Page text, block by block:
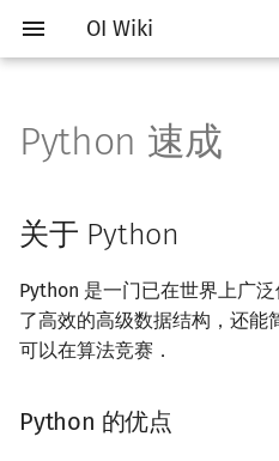
OI Wiki
始
搜
索
Getting Started
关于本项目
如何参与
OI Wiki 不是什么
比赛相关简介
赛事
题型
学习路线
工具软件简介
代码编辑工具
评测工具
命令行
Hello, World!
C++ 语法基础
变量
运算
C++ 标准库简介
STL 容器
STL 算法
bitset
类
命名空间
值类别
重载运算符
关于 Python
Python 的优点
学习 Python 的注意事项
环境搭建
本
算法基础简介
复杂度
枚举
模拟
搜索部分简介
DFS（搜索）
BFS（搜索）
双向搜索
动态规划部分简介
动态规划基础
记忆化搜索
背包 DP
字符串部分简介
字符串基础
标准库
字符串匹配
数学部分简介
布尔代数
数字系统
位操作
数据结构部分简介
栈
队列
链表
图论部分简介
图论相关概念
图的存储
DFS（图论）
计算几何部分简介
二维计算几何基础
三维计算几何基础
距离
杂项简介
离散化
双指针
离线算法
RMQ
并查集应用
括号序列
线段树与离线询问
Python 速成
关于 Python
Python 是一门已在世界上广
了高效的高级数据结构，还能
可以在算法竞赛．
Python 的优点